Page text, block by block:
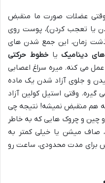
عضلات صورت ما منقبض
یا تعجب کردن)، پوست روی
زمان، این جمع شدن های
دینامیک یاخطوط حرکتی
می کنه. میره سراغ اعصابی
و جلوی آزاد شدن یک ماده
گیره. وقتی استیل کولین آزاد
هم منقبض نمیشه! نتیجه چی
و چروک هایی که به خاطر
صاف میشن یا خیلی کمتر به
برای مدت محدودی، ساعت رو